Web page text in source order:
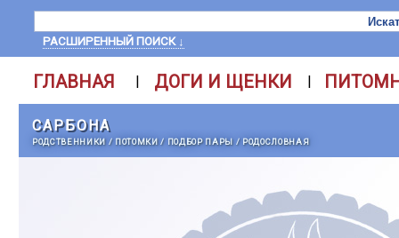
РАСШИРЕННЫЙ ПОИСК ↓
ГЛАВНАЯ | ДОГИ И ЩЕНКИ |
САРБОНА
РОДСТВЕННИКИ / ПОТОМКИ/ ПОДБОР ПАРЫ / РОДОСЛОВНАЯ